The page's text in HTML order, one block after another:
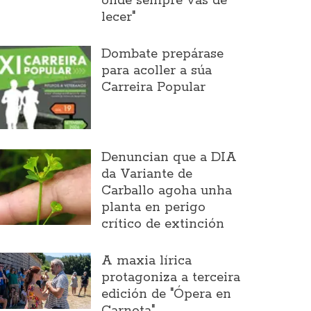
lecer"
Dombate prepárase
para acoller a súa
Carreira Popular
Denuncian que a DIA
da Variante de
Carballo agoha unha
planta en perigo
crítico de extinción
A maxia lírica
protagoniza a terceira
edición de "Ópera en